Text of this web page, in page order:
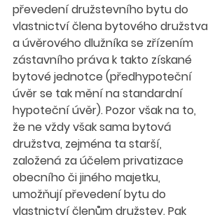
převedení družstevního bytu do
vlastnictví člena bytového družstva
a úvěrového dlužníka se zřízením
zástavního práva k takto získané
bytové jednotce (předhypoteční
úvěr se tak mění na standardní
hypoteční úvěr). Pozor však na to,
že ne vždy však sama bytová
družstva, zejména ta starší,
založená za účelem privatizace
obecního či jiného majetku,
umožňují převedení bytu do
vlastnictví členům družstev. Pak